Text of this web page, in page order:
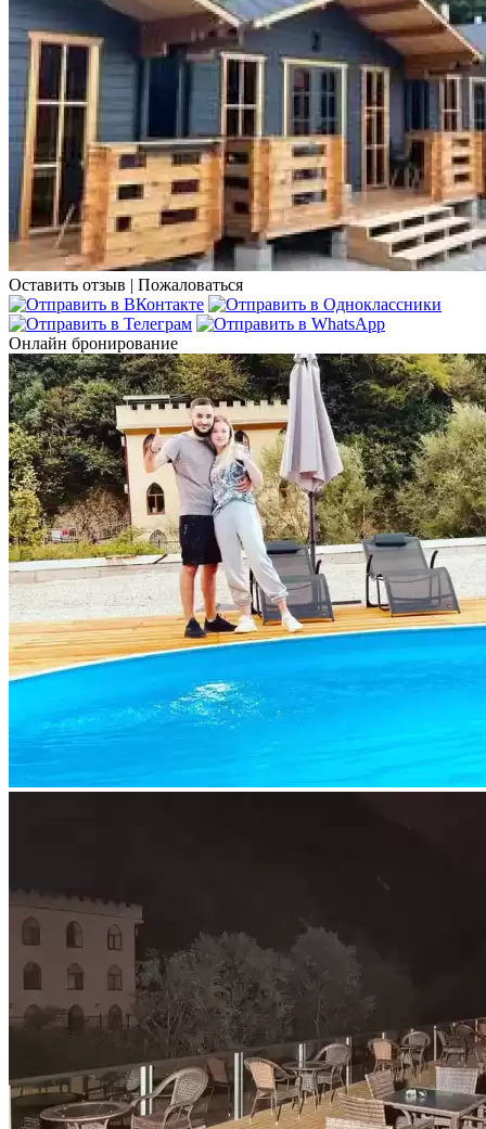
Оставить отзыв | Пожаловаться
Онлайн бронирование